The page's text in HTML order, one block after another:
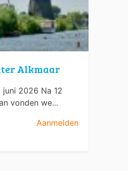
Alkmaar
2026 Na 12
vonden we...
Aanmelden